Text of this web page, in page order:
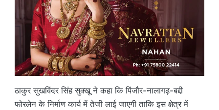
ठाकुर सुखविंदर सिंह सुक्खू ने कहा कि पिंजौर-नालागढ़-बद्दी
फोरलेन के निर्माण कार्य में तेजी लाई जाएगी ताकि इस क्षेत्र में